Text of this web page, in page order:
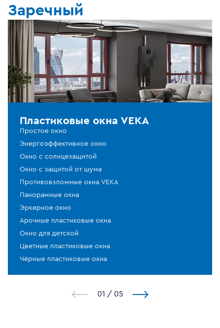
Заречный
Пластиковые окна VEKA
Простое окно
Энергоэффективное окно
Окно с солнцезащитой
Окно с защитой от шума
Противовзломные окна VEKA
Панорамные окна
Эркерное окно
Арочные пластиковые окна
Окно для детской
Цветные пластиковые окна
Чёрные пластиковые окна
1 / 5